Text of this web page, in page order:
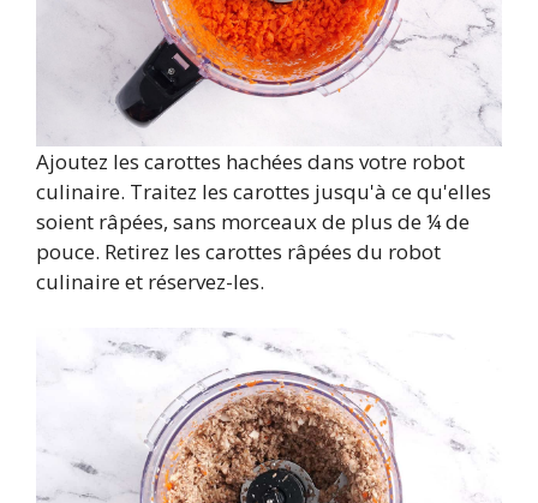
Ajoutez les carottes hachées dans votre robot
culinaire. Traitez les carottes jusqu'à ce qu'elles
soient râpées, sans morceaux de plus de ¼ de
pouce. Retirez les carottes râpées du robot
culinaire et réservez-les.